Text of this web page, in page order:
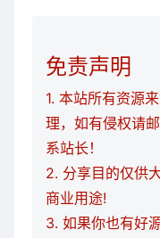
免责声明
1. 本站所有资源
理，如有侵权请
系站长！
2. 分享目的仅供
商业用途!
3. 如果你也有好